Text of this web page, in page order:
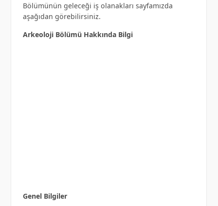
Bölümünün geleceği iş olanakları sayfamızda
aşağıdan görebilirsiniz.
Arkeoloji Bölümü Hakkında Bilgi
Genel Bilgiler